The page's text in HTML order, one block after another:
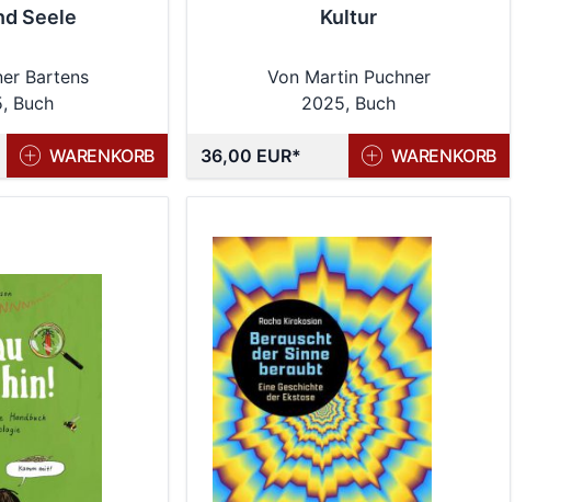
Seele
Bartens
Buch
WARENKORB
Kultur
Von Martin Puchner
2025, Buch
36,00 EUR WARENKORB